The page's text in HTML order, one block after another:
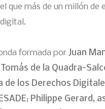
que más de un millón de
formada por Juan
Tomás de la Quadra-
los Derechos
; Philippe Gerard,